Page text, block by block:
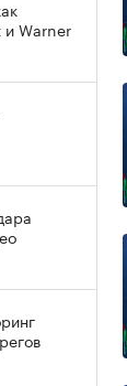
и Warner